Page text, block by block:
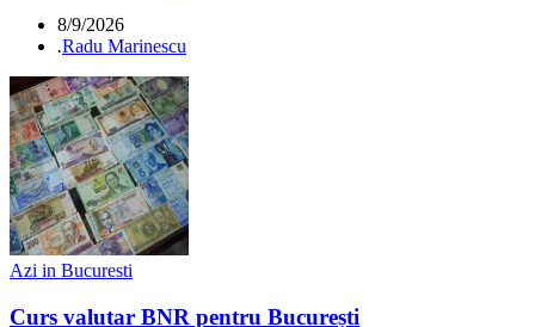
8/9/2026
.Radu Marinescu
Azi in Bucuresti
Curs valutar BNR pentru București